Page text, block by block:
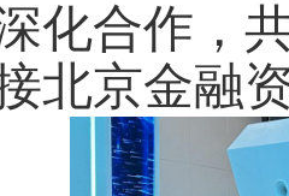
化合作，
北京金融